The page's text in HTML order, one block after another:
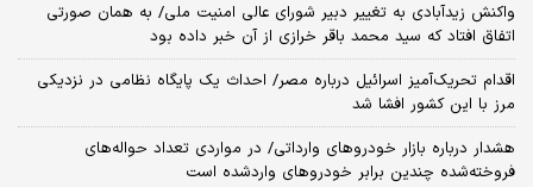
واکنش زیدآبادی به تغییر دبیر شورای عالی امنیت ملی/ به همان صورتی
اتفاق افتاد که سید محمد باقر خرازی از آن خبر داده بود
اقدام تحریک‌آمیز اسرائیل درباره مصر/ احداث یک پایگاه نظامی در نزدیکی
مرز با این کشور افشا شد
هشدار درباره بازار خودروهای وارداتی/ در مواردی تعداد حواله‌های
فروخته‌شده چندین برابر خودروهای واردشده است